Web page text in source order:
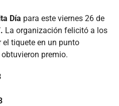
Día para este viernes 26 de
La organización felicitó a los
tiquete en un punto
premio.